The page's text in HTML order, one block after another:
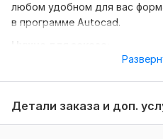
любом удобном для вас
в программе Autocad.
Чтобы выполнить ваш заказ,
вашей схемы, шаблона,
качестве. Сформулируйте
дальнейшей работы
Детали заказа и доп.